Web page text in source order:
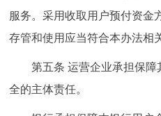
服务。采用收取用户预付资金
存管和使用应当符合本办法相
第五条 运营企业承担保障
全的主体责任。